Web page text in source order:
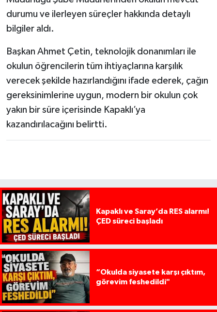
durumu ve ilerleyen süreçler hakkında detaylı
bilgiler aldı.
Başkan Ahmet Çetin, teknolojik donanımları ile
okulun öğrencilerin tüm ihtiyaçlarına karşılık
verecek şekilde hazırlandığını ifade ederek, çağın
gereksinimlerine uygun, modern bir okulun çok
yakın bir süre içerisinde Kapaklı’ya
kazandırılacağını belirtti.
Kapaklı ve Saray’da RES alarmı!
ÇED süreci başladı
“Okulda siyasete karşı çıktım,
görevim feshedildi"